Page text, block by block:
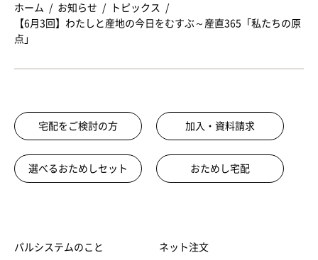
ホーム お知らせ
トピックス
【6月3回】わたしと産地の今日をむすぶ～産直365「私たちの原
点」
宅配をご検討の方 加入・資料請求
選べるおためしセット おためし宅配
パルシステムのこと ネット注文